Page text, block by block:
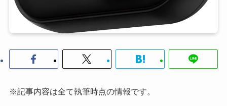
※記事内容は全て執筆時点の情報です。